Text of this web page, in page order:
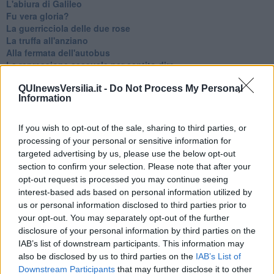
QUInewsVersilia.it - Do Not Process My Personal
Information
If you wish to opt-out of the sale, sharing to third parties, or
processing of your personal or sensitive information for
targeted advertising by us, please use the below opt-out
section to confirm your selection. Please note that after your
opt-out request is processed you may continue seeing
interest-based ads based on personal information utilized by
us or personal information disclosed to third parties prior to
your opt-out. You may separately opt-out of the further
disclosure of your personal information by third parties on the
IAB’s list of downstream participants. This information may
also be disclosed by us to third parties on the IAB’s List of
Downstream Participants that may further disclose it to other
L'abiura di Galileo
Fu vera gloria?
La guerricciola delle due rose
La truffa all'anziano
Alla fermata dell'autobus
La repressione sessuale per sentito dire
Foto storica
Esequie solenni
Teste calde
Non avere e non essere
Armiamoci e... avviatevi
Da Capodanno a Carnevale
Schizzi di fango
Sor-riso amaro
Fine anno al ristorante
La festa di Capodanno
Natale 2024
Re e regnanti
A noi interessa il dito non la luna
Come rubare allo stato e vivere felici